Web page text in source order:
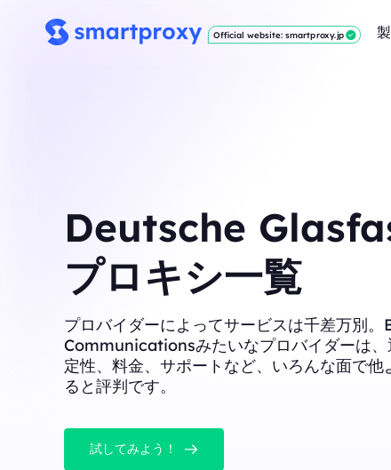
Official website: smartproxy.jp
Deutsche
プロキシ一覧
プロバイダーによってサービスは千差万別
Communicationsみたいなプロバイダーは、
定性、料金、サポートなど、いろんな面で他
ると評判です。
試してみよう！